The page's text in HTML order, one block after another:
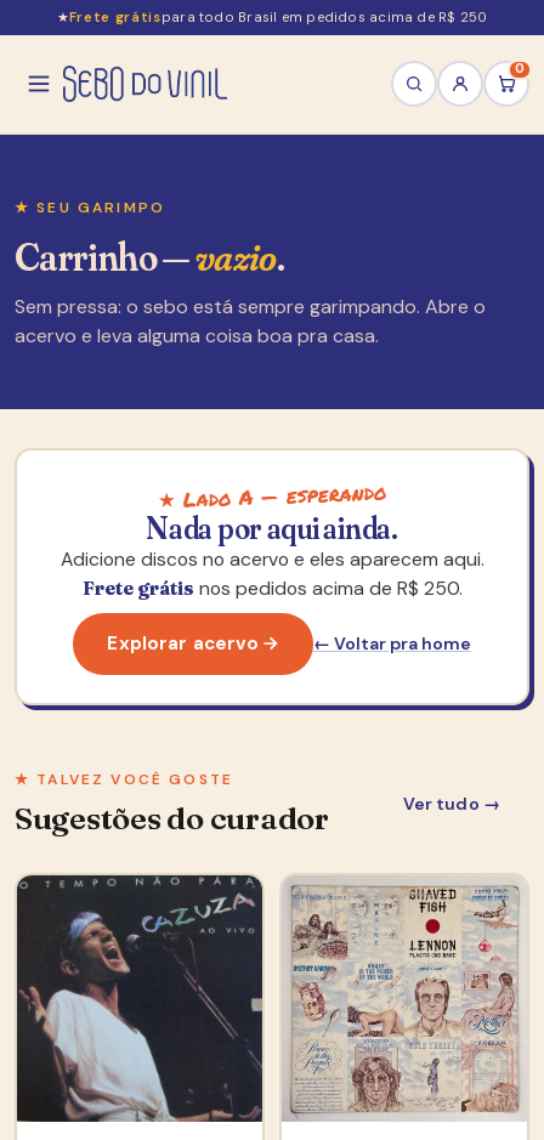
★Frete grátispara todo Brasil em pedidos acima de R$ 250
0
★ SEU GARIMPO
Carrinho —vazio.
Sem pressa: o sebo está sempre garimpando. Abre o
acervo e leva alguma coisa boa pra casa.
★ Lado A — esperando
Nada por aqui ainda.
Adicione discos no acervo e eles aparecem aqui.
Frete grátis nos pedidos acima de R$ 250.
Explorar acervo ← Voltar pra home
★ TALVEZ VOCÊ GOSTE
Sugestões do curador Ver tudo →